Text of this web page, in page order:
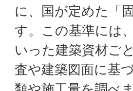
に、国が定めた「
す。この基準には
いった建築資材ご
査や建築図面に基